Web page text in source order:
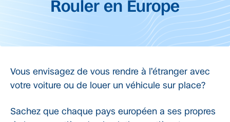
Rouler en Europe
Vous envisagez de vous rendre à l’étranger avec
votre voiture ou de louer un véhicule sur place?
Sachez que chaque pays européen a ses propres